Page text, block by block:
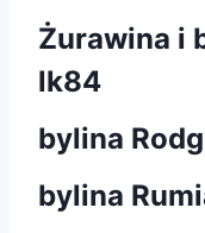
Żurawina i
lk84
bylina
bylina